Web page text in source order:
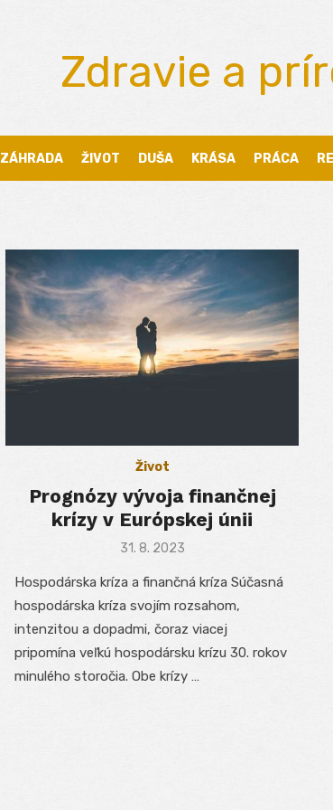
Zdravie a
ZÁHRADA ŽIVOT DUŠA KRÁSA PRÁCA
Život
Prognózy vývoja finančnej
krízy v Európskej únii
Posted
31. 8. 2023
Hospodárska kríza a finančná kríza Súčasná
hospodárska kríza svojím rozsahom,
intenzitou a dopadmi, čoraz viacej
pripomína veľkú hospodársku krízu 30. rokov
minulého storočia. Obe krízy …